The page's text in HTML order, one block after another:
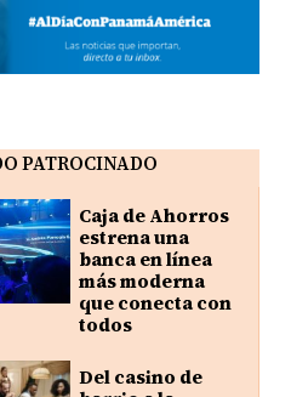
PATROCINADO
Caja de Ahorros
estrena una
banca en línea
más moderna
que conecta con
todos
Del casino de